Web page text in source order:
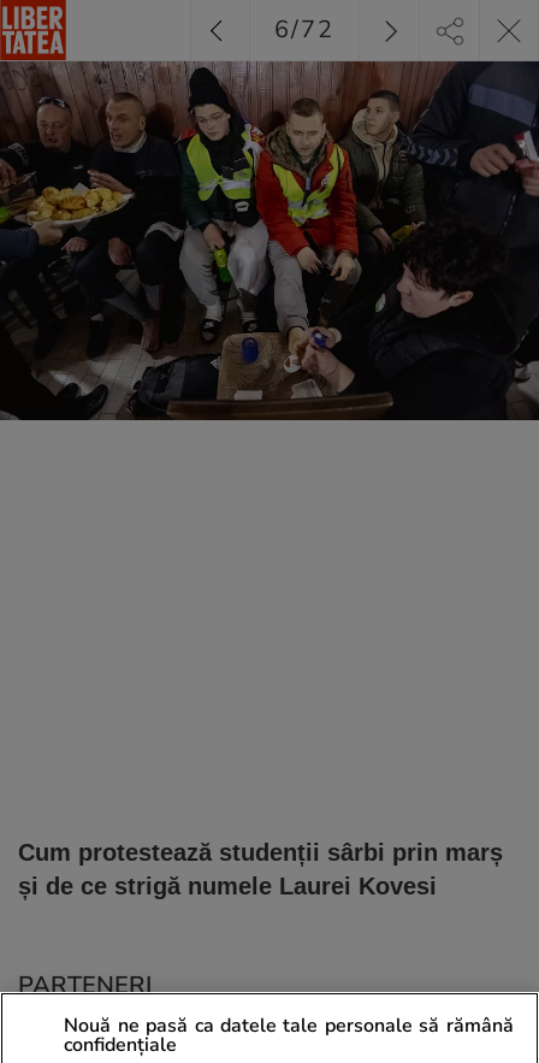
Cum protestează studenții sârbi prin marș
și de ce strigă numele Laurei Kovesi
6/72
PARTENERI
Nouă ne pasă ca datele tale personale să rămână
confidențiale